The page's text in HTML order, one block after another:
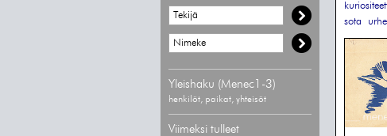
Yleishaku (Menec1-3)
henkilöt, paikat, yhteisöt
Viimeksi tulleet
sota